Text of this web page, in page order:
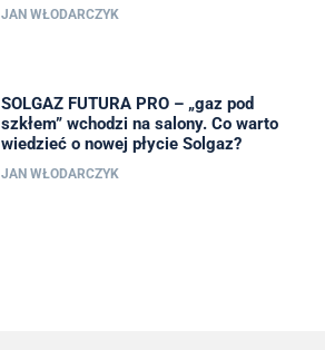
JAN WŁODARCZYK
SOLGAZ FUTURA PRO – „gaz pod
szkłem” wchodzi na salony. Co warto
wiedzieć o nowej płycie Solgaz?
JAN WŁODARCZYK